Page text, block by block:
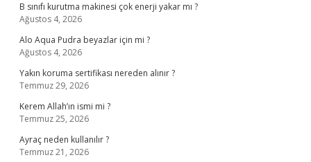
B sınıfı kurutma makinesi çok enerji yakar mı ?
Ağustos 4, 2026
Alo Aqua Pudra beyazlar için mi ?
Ağustos 4, 2026
Yakın koruma sertifikası nereden alınır ?
Temmuz 29, 2026
Kerem Allah’ın ismi mi ?
Temmuz 25, 2026
Ayraç neden kullanılır ?
Temmuz 21, 2026